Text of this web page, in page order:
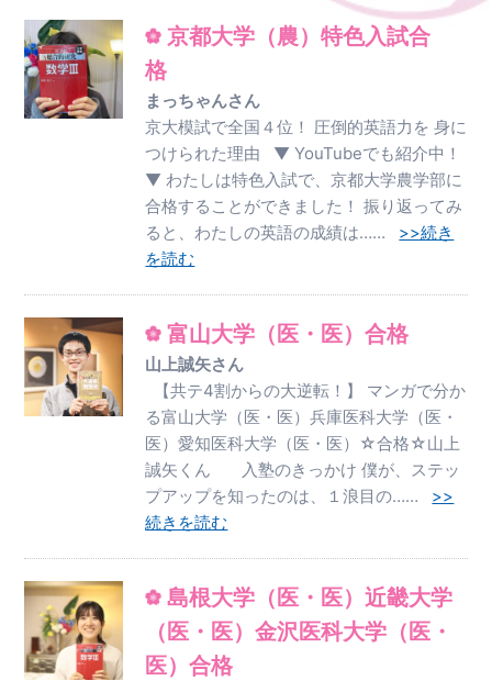
京都大学（農）特色入試合
格
まっちゃんさん
京大模試で全国４位！ 圧倒的英語力を 身に
つけられた理由 ▼ YouTubeでも紹介中！
▼ わたしは特色入試で、京都大学農学部に
合格することができました！ 振り返ってみ
ると、わたしの英語の成績は…… >>続き
を読む
富山大学（医・医）合格
山上誠矢さん
【共テ4割からの大逆転！】 マンガで分か
る富山大学（医・医）兵庫医科大学（医・
医）愛知医科大学（医・医）☆合格☆山上
誠矢くん 入塾のきっかけ 僕が、ステッ
プアップを知ったのは、１浪目の…… >>
続きを読む
島根大学（医・医）近畿大学
（医・医）金沢医科大学（医・
医）合格